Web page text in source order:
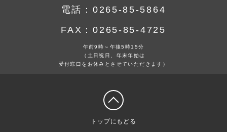
電話： 0265-85-5864
FAX：0265-85-4725
午前9時～午後5時15分
（土日祝日、年末年始は
受付窓口をお休みとさせていただきます）
トップにもどる